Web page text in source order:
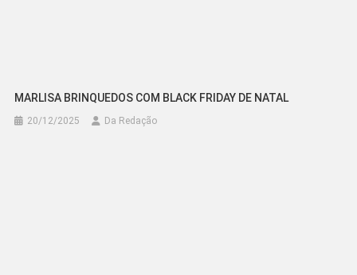
MARLISA BRINQUEDOS COM BLACK FRIDAY DE NATAL
20/12/2025 Da Redação